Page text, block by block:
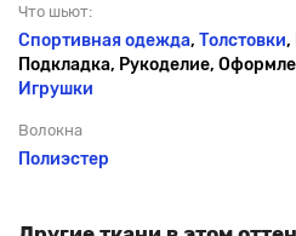
Что шьют:
Спортивная одежда, Толстовки,
Подкладка, Рукоделие,
Игрушки
Волокна
Полиэстер